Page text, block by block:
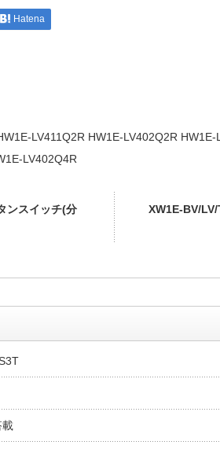
Hatena
LV411Q2R HW1E-LV402Q2R
LV402Q4R
ンスイッチ(分
XW1E-BV/
載